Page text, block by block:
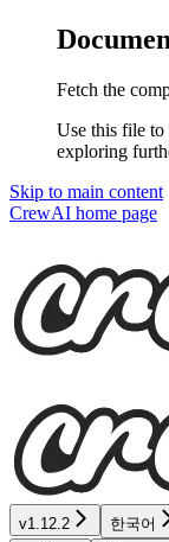
Fetch the
Use this file to
exploring
Skip to main content
CrewAI home page
v1.12.2 한국어